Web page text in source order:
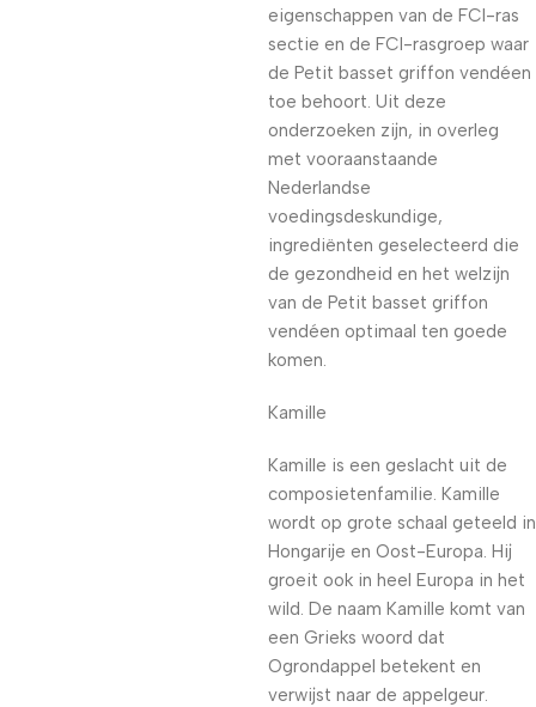
eigenschappen van de FCI-ras
sectie en de FCI-rasgroep waar
de Petit basset griffon vendéen
toe behoort. Uit deze
onderzoeken zijn, in overleg
met vooraanstaande
Nederlandse
voedingsdeskundige,
ingrediënten geselecteerd die
de gezondheid en het welzijn
van de Petit basset griffon
vendéen optimaal ten goede
komen.
Kamille
Kamille is een geslacht uit de
composietenfamilie. Kamille
wordt op grote schaal geteeld in
Hongarije en Oost-Europa. Hij
groeit ook in heel Europa in het
wild. De naam Kamille komt van
een Grieks woord dat
Ogrondappel betekent en
verwijst naar de appelgeur.